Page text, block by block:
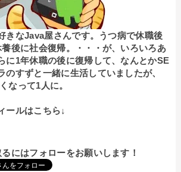
きなJava屋さんです。うつ病で休職後
後に社会復帰。・・・が、いろいろあ
に1年休職の後に復帰して、なんとかSE
のすずと一緒に生活していましたが、
なって1人に。
ールはこちら↓
にはフォローをお願いします！